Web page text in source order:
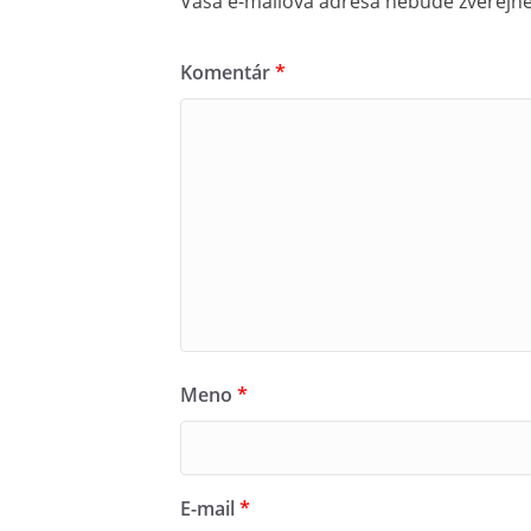
Komentár*
Meno *
E-mail*